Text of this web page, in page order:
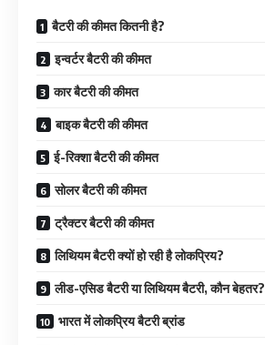
बैटरी की कीमत कितनी है?
इन्वर्टर बैटरी की कीमत
कार बैटरी की कीमत
बाइक बैटरी की कीमत
ई-रिक्शा बैटरी की कीमत
सोलर बैटरी की कीमत
ट्रैक्टर बैटरी की कीमत
लिथियम बैटरी क्यों हो रही है लोकप्रिय?
लीड-एसिड बैटरी या लिथियम बैटरी, कौन बेहतर?
भारत में लोकप्रिय बैटरी ब्रांड